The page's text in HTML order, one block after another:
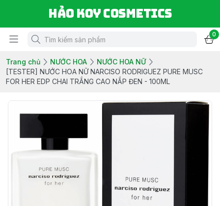
Hảo Koy Cosmetics
0
Trang chủ NƯỚC HOA
NƯỚC HOA NỮ
[TESTER] NƯỚC HOA NỮ NARCISO RODRIGUEZ PURE MUSC
FOR HER EDP CHAI TRẮNG CAO NẮP ĐEN - 100ML